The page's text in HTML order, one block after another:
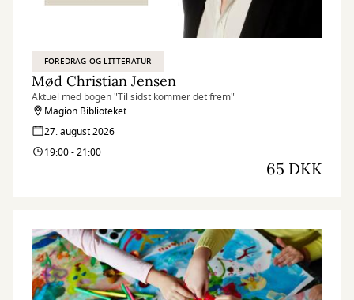
FOREDRAG OG LITTERATUR
Mød Christian Jensen
Aktuel med bogen "Til sidst kommer det frem"
Magion Biblioteket
27. august 2026
19:00 - 21:00
65 DKK